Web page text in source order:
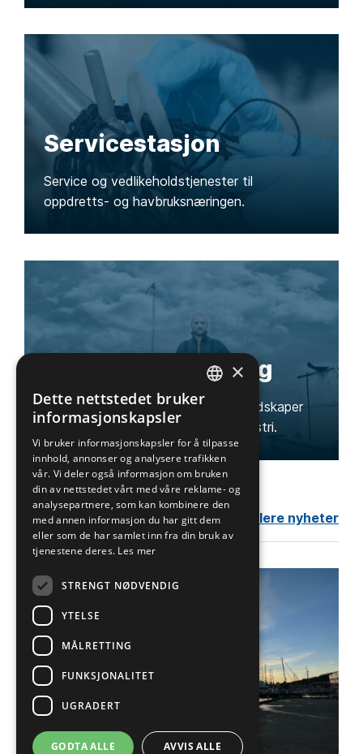
Servicestasjon
Service og vedlikeholdstjenester til
oppdretts- og havbruksnæringen.
Arbeidsbekledning
Arbeidsklær og verneutstyr samt redskaper
og utstyr til fiskerinæringen og industri.
Nyheter Se flere nyheter
NORWEGIAN
ENGLISH
×
Dette nettstedet bruker
informasjonskapsler
Vi bruker informasjonskapsler for å tilpasse
innhold, annonser og analysere trafikken
vår. Vi deler også informasjon om bruken
din av nettstedet vårt med våre reklame- og
analysepartnere, som kan kombinere den
med annen informasjon du har gitt dem
eller som de har samlet inn fra din bruk av
tjenestene deres. Les mer
STRENGT NØDVENDIG
YTELSE
MÅLRETTING
FUNKSJONALITET
UGRADERT
GODTA ALLE AVVIS ALLE